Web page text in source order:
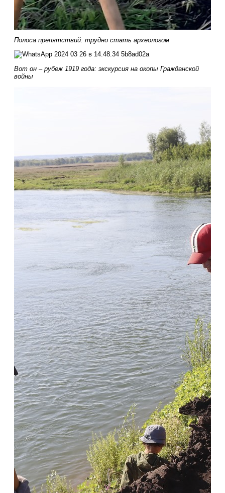
Полоса препятствий: трудно стать археологом
Вот он – рубеж 1919 года: экскурсия на окопы Гражданской
войны